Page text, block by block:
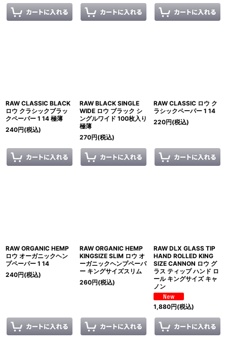
RAW CLASSIC BLACK
ロウ クラシックブラッ
クペーパー 1 14 極薄
240円(税込)
RAW BLACK SINGLE
WIDE ロウ ブラック シ
ングルワイド 100枚入り
極薄
270円(税込)
RAW CLASSIC ロウ ク
ラシックペーパー 1 14
220円(税込)
RAW ORGANIC HEMP
ロウ オーガニックヘン
プペーパー 1 14
240円(税込)
RAW ORGANIC HEMP
KINGSIZE SLIM ロウ オ
ーガニックヘンプペーパ
ー キングサイズスリム
260円(税込)
RAW DLX GLASS TIP
HAND ROLLED KING
SIZE CANNON ロウ グ
ラス ティップ ハンド ロ
ール キングサイズ キャ
ノン
1,880円(税込)